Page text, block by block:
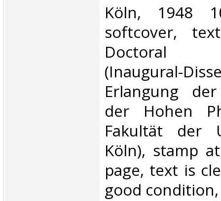
‎Köln, 1948
softcover,
Doctoral
(Inaugural-
Erlangung
der Hohen
Fakultät der
Köln), stamp
page, text is
good condition,